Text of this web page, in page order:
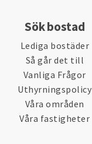
Sök bostad
Lediga bostäder
Så går det till
Vanliga Frågor
Uthyrningspolicy
Våra områden
Våra fastigheter